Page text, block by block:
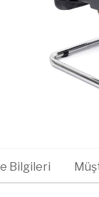
Bilgileri